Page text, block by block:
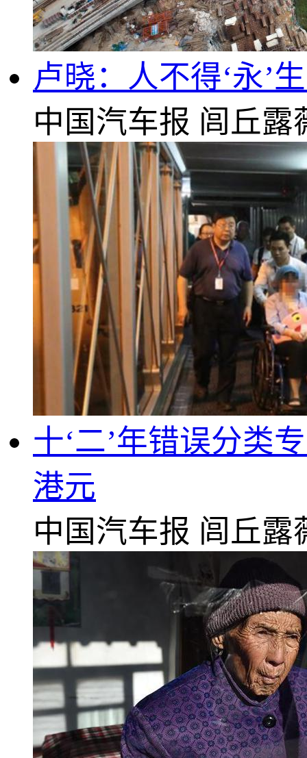
卢晓：人不得‘永’
中国汽车报 闾丘露
十‘二’年错误分类
港元
中国汽车报 闾丘露